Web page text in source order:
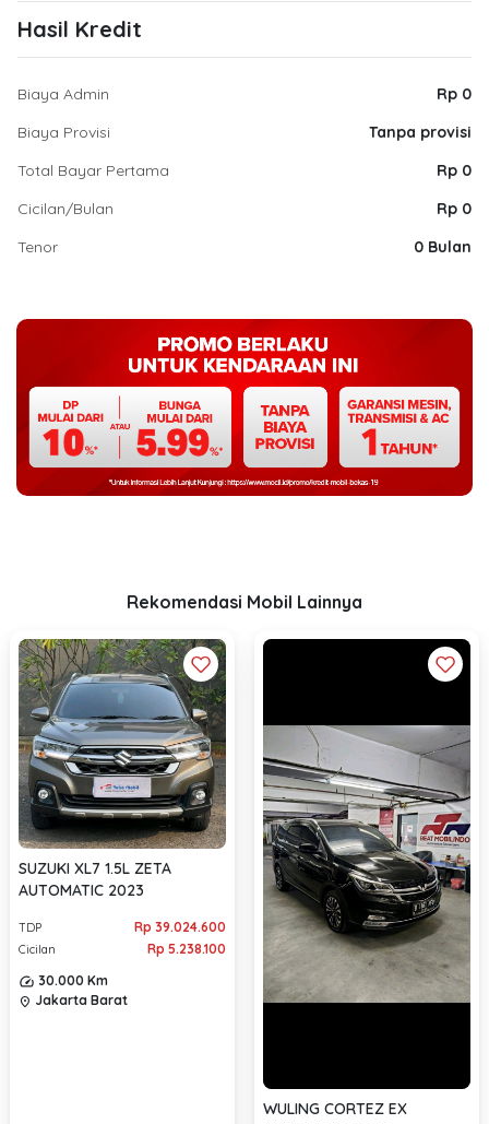
Hasil Kredit
Biaya Admin
Rp 0
Biaya Provisi
Tanpa provisi
Total Bayar Pertama
Rp 0
Cicilan/Bulan
Rp 0
Tenor
0 Bulan
Rekomendasi Mobil Lainnya
SUZUKI XL7 1.5L ZETA
AUTOMATIC 2023
TDP Rp 39.024.600
Cicilan
Rp 5.238.100
30.000 Km
location_on Jakarta Barat
WULING CORTEZ EX